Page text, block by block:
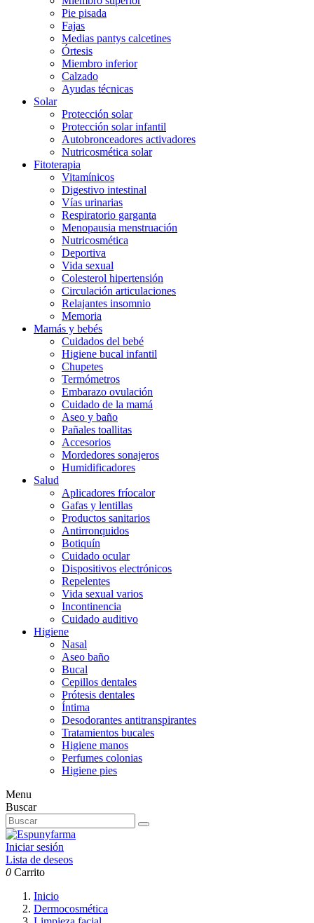
Pie pisada
Fajas
Medias pantys calcetines
Órtesis
Miembro inferior
Calzado
Ayudas técnicas
Solar
Protección solar
Protección solar infantil
Autobronceadores activadores
Nutricosmética solar
Fitoterapia
Vitamínicos
Digestivo intestinal
Vías urinarias
Respiratorio garganta
Menopausia menstruación
Nutricosmética
Deportiva
Vida sexual
Colesterol hipertensión
Circulación articulaciones
Relajantes insomnio
Memoria
Mamás y bebés
Cuidados del bebé
Higiene bucal infantil
Chupetes
Termómetros
Embarazo ovulación
Cuidado de la mamá
Aseo y baño
Pañales toallitas
Accesorios
Mordedores sonajeros
Humidificadores
Salud
Aplicadores fríocalor
Gafas y lentillas
Productos sanitarios
Antirronquidos
Botiquín
Cuidado ocular
Dispositivos electrónicos
Repelentes
Vida sexual varios
Incontinencia
Cuidado auditivo
Higiene
Nasal
Aseo baño
Bucal
Cepillos dentales
Prótesis dentales
Íntima
Desodorantes antitranspirantes
Tratamientos bucales
Higiene manos
Perfumes colonias
Higiene pies
Menu
Buscar
Iniciar sesión
Lista de deseos
0 Carrito
Inicio
Dermocosmética